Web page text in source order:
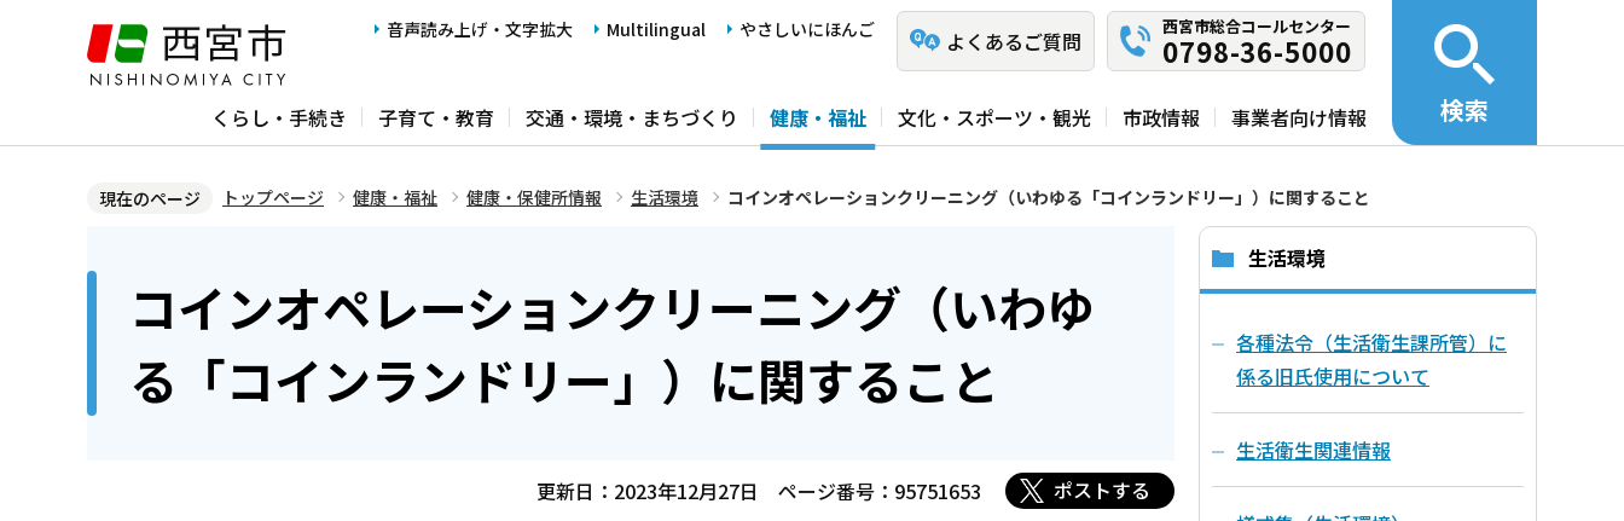
ジ
音声読み上げ・文字拡大 Multilingual やさしいにほんご よくあるご質問
西宮市総合コールセンター
0798-36-5000
くらし・手続き 子育て・教育 交通・環境・まちづくり 健康・福祉 文化・スポーツ・観光 市政情報 事業者向け情報 検索
現在のページ トップページ 健康・福祉 健康・保健所情報 生活環境 コインオペレーションクリーニング（いわゆる「コインランドリー」）に関すること
コインオペレーションクリーニング（いわゆ
る「コインランドリー」）に関すること
更新日：2023年12月27日 ページ番号：95751653 ポストする
生活環境
各種法令（生活衛生課所管）に
係る旧氏使用について
生活衛生関連情報